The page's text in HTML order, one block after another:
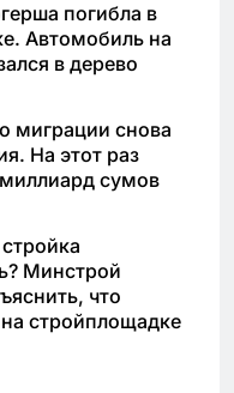
погибла в
Автомобиль на
в дерево
миграции снова
На этот раз
сумов
Минстрой
что
стройплощадке